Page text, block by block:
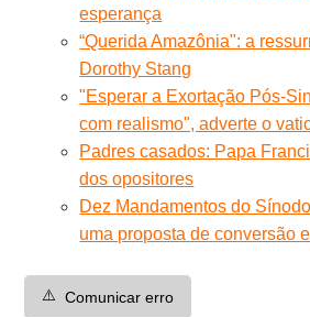
esperança
“Querida Amazônia": a
Dorothy Stang
"Esperar a Exortação Pós-
com realismo", adverte o
Padres casados: Papa
dos opositores
Dez Mandamentos do
uma proposta de conversão
⚠️ Comunicar erro